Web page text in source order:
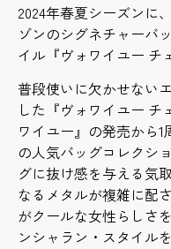
2024年春夏シーズンに
ゾンのシグネチャーバ
イル『ヴォワイユー チ
普段使いに欠かせない
した『ヴォワイユー チ
ワイユー』の発売から
の人気バッグコレクシ
グに抜け感を与える気
なるメタルが複雑に配
がクールな女性らしさ
ンシャラン・スタイル